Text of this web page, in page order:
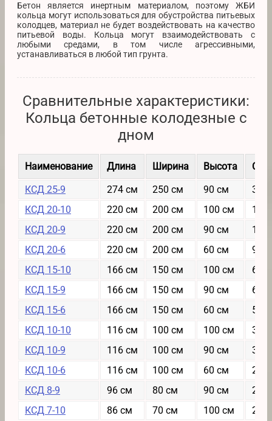
Бетон является инертным материалом, поэтому ЖБИ
кольца могут использоваться для обустройства питьевых
колодцев, материал не будет воздействовать на качество
питьевой воды. Кольца могут взаимодействовать с
любыми средами, в том числе агрессивными,
устанавливаться в любой тип грунта.
Сравнительные характеристики:
Кольца бетонные колодезные с
дном
Наименование Длина Ширина Высота
КСД 25-9
274 см 250 см 90 см
КСД 20-10
220 см 200 см 100 см
КСД 20-9
220 см 200 см 90 см
КСД 20-6
220 см 200 см 60 см
КСД 15-10
166 см 150 см 100 см
КСД 15-9
166 см 150 см 90 см
КСД 15-6
166 см 150 см 60 см
КСД 10-10
116 см 100 см 100 см
КСД 10-9
116 см 100 см 90 см
КСД 10-6
116 см 100 см 60 см
КСД 8-9
96 см 80 см 90 см
КСД 7-10
86 см 70 см 100 см